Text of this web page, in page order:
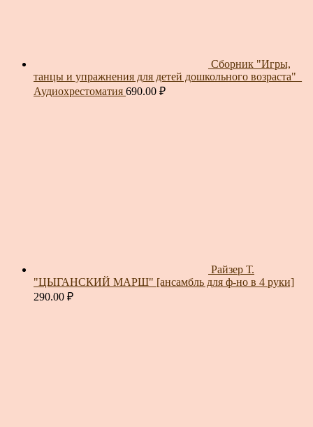
Сборник "Игры,
танцы и упражнения для детей дошкольного возраста"_
Аудиохрестоматия 690.00 ₽
Райзер Т.
"ЦЫГАНСКИЙ МАРШ" [ансамбль для ф-но в 4 руки]
290.00 ₽